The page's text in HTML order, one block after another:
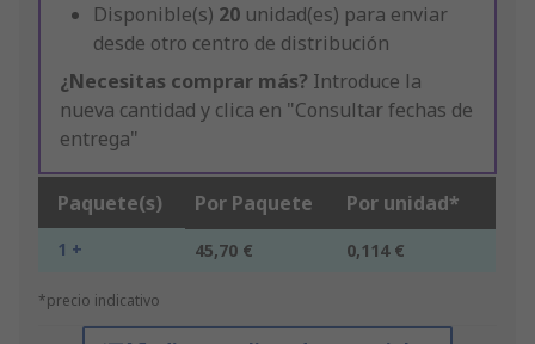
Disponible(s) 20 unidad(es) para enviar
desde otro centro de distribución
¿Necesitas comprar más? Introduce la
nueva cantidad y clica en "Consultar fechas de
entrega"
Paquete(s) Por Paquete Por unidad*
1 + 45,70 € 0,114 €
*precio indicativo